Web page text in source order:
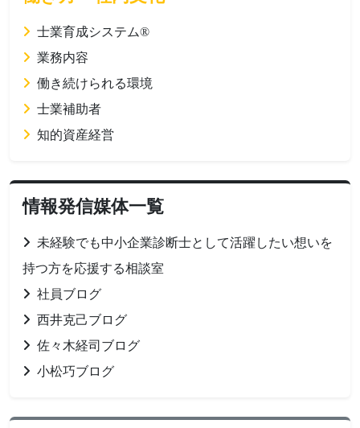
士業育成システム®
業務内容
働き続けられる環境
士業補助者
知的資産経営
情報発信媒体一覧
未経験でも中小企業診断士として活躍したい想いを
持つ方を応援する相談室
社員ブログ
西井克己ブログ
佐々木経司ブログ
小松巧ブログ